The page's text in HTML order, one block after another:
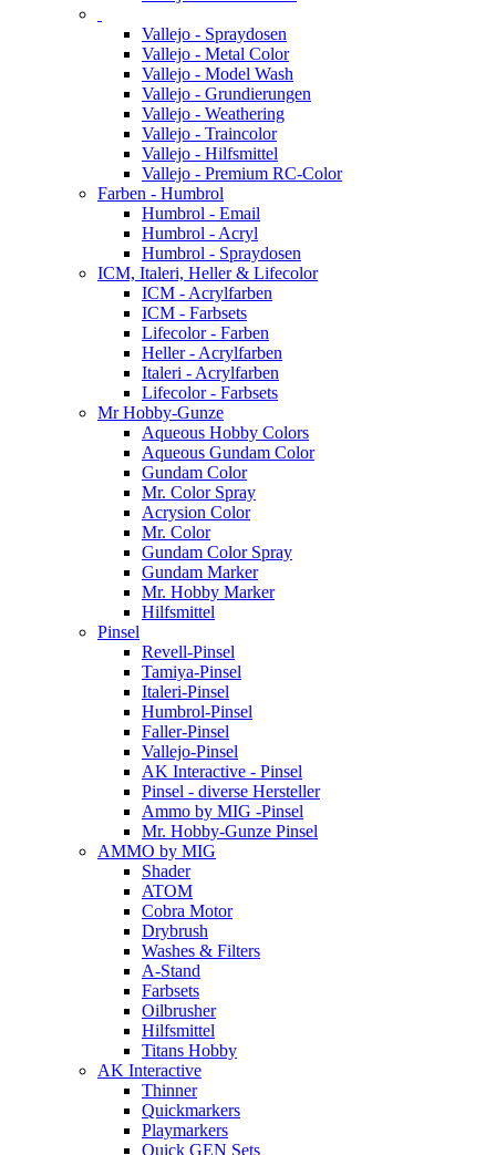
Vallejo - Spraydosen
Vallejo - Metal Color
Vallejo - Model Wash
Vallejo - Grundierungen
Vallejo - Weathering
Vallejo - Traincolor
Vallejo - Hilfsmittel
Vallejo - Premium RC-Color
Farben - Humbrol
Humbrol - Email
Humbrol - Acryl
Humbrol - Spraydosen
ICM, Italeri, Heller & Lifecolor
ICM - Acrylfarben
ICM - Farbsets
Lifecolor - Farben
Heller - Acrylfarben
Italeri - Acrylfarben
Lifecolor - Farbsets
Mr Hobby-Gunze
Aqueous Hobby Colors
Aqueous Gundam Color
Gundam Color
Mr. Color Spray
Acrysion Color
Mr. Color
Gundam Color Spray
Gundam Marker
Mr. Hobby Marker
Hilfsmittel
Pinsel
Revell-Pinsel
Tamiya-Pinsel
Italeri-Pinsel
Humbrol-Pinsel
Faller-Pinsel
Vallejo-Pinsel
AK Interactive - Pinsel
Pinsel - diverse Hersteller
Ammo by MIG -Pinsel
Mr. Hobby-Gunze Pinsel
AMMO by MIG
Shader
ATOM
Cobra Motor
Drybrush
Washes & Filters
A-Stand
Farbsets
Oilbrusher
Hilfsmittel
Titans Hobby
AK Interactive
Thinner
Quickmarkers
Playmarkers
Quick GEN Sets